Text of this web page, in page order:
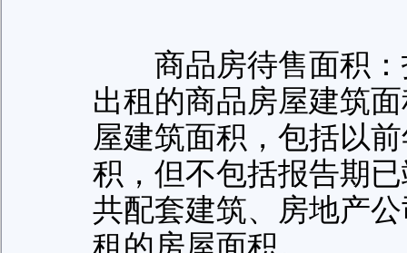
商品房待售面积：
出租的商品房屋建筑
屋建筑面积，包括以
积，但不包括报告期
共配套建筑、房地产